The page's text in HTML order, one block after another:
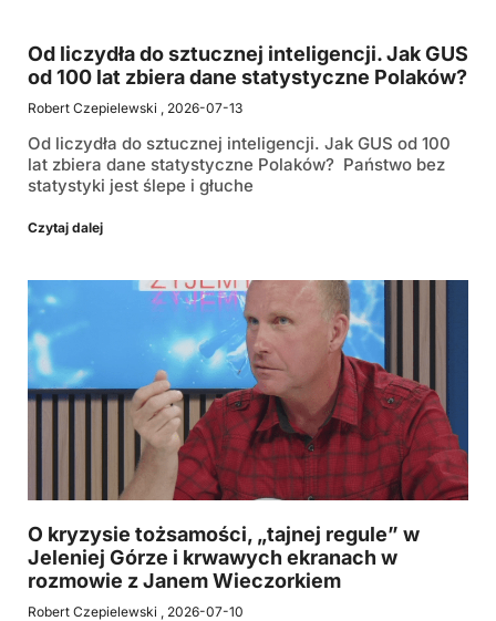
Od liczydła do sztucznej inteligencji. Jak GUS
od 100 lat zbiera dane statystyczne Polaków?
Robert Czepielewski 2026-07-13
Od liczydła do sztucznej inteligencji. Jak GUS od 100
lat zbiera dane statystyczne Polaków? Państwo bez
statystyki jest ślepe i głuche
Czytaj dalej
O kryzysie tożsamości, „tajnej regule” w
Jeleniej Górze i krwawych ekranach w
rozmowie z Janem Wieczorkiem
Robert Czepielewski 2026-07-10